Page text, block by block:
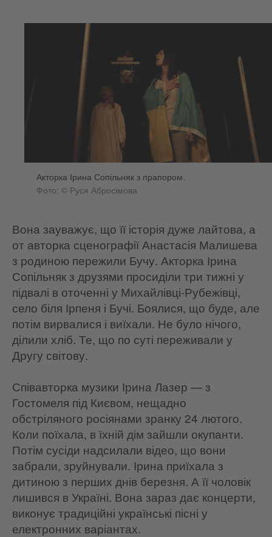
Акторка Ірина Сопільняк з прапором.
Фото: © Руся Абросімова
Вона зауважує, що її історія дуже лайтова, а
от авторка сценографії Анастасія Малишева
з родиною пережили Бучу. Акторка Ірина
Сопільняк з друзями просиділи три тижні у
підвалі в оточенні у Михайлівці-Рубежівці,
село біля Ірпеня і Бучі. Боялися, що буде, але
потім вирвалися і виїхали. Не було нічого,
ділили хліб. Те, що по суті переживали у
Другу світову.
Співавторка музики Ірина Лазер — з
Гостомеля під Києвом, нещадно
обстріляного росіянами зранку 24 лютого.
Коли поїхала, в їхній дім зайшли окупанти.
Потім сусіди надсилали відео, що вони
забрали, зруйнували. Ірина приїхала з
дитиною з перших днів березня. А її чоловік
лишився в Україні. Вона зараз дає концерти,
виконує традиційні українські пісні у
електронних варіантах.